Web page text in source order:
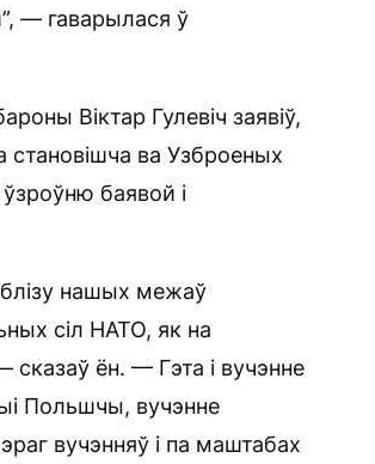
— гаварылася ў
Віктар Гулевіч заявіў,
становішча ва Узброеных
баявой і
нашых межаў
сіл НАТО, як на
ён. — Гэта і вучэнне
Польшчы, вучэнне
вучэнняў і па маштабах